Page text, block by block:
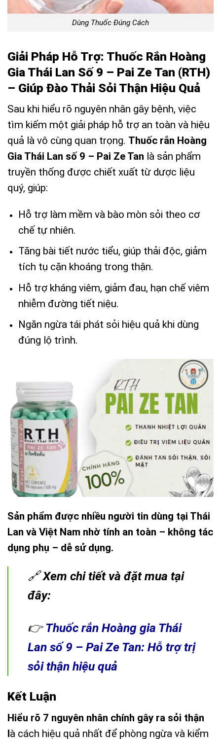
Dùng Thuốc Đúng Cách
Giải Pháp Hỗ Trợ: Thuốc Rắn Hoàng
Gia Thái Lan Số 9 – Pai Ze Tan (RTH)
– Giúp Đào Thải Sỏi Thận Hiệu Quả
Sau khi hiểu rõ nguyên nhân gây bệnh, việc
tìm kiếm một giải pháp hỗ trợ an toàn và hiệu
quả là vô cùng quan trọng. Thuốc rắn Hoàng
Gia Thái Lan số 9 – Pai Ze Tan là sản phẩm
truyền thống được chiết xuất từ dược liệu
quý, giúp:
Hỗ trợ làm mềm và bào mòn sỏi theo cơ
chế tự nhiên.
Tăng bài tiết nước tiểu, giúp thải độc, giảm
tích tụ cặn khoáng trong thận.
Hỗ trợ kháng viêm, giảm đau, hạn chế viêm
nhiễm đường tiết niệu.
Ngăn ngừa tái phát sỏi hiệu quả khi dùng
đúng lộ trình.
Sản phẩm được nhiều người tin dùng tại Thái
Lan và Việt Nam nhờ tính an toàn – không tác
dụng phụ – dễ sử dụng.
🔗Xem chi tiết và đặt mua tại
đây:
👉Thuốc rắn Hoàng gia Thái
Lan số 9 – Pai Ze Tan: Hỗ trợ trị
sỏi thận hiệu quả
Kết Luận
Hiểu rõ 7 nguyên nhân chính gây ra sỏi thận
là cách hiệu quả nhất để phòng ngừa và kiểm